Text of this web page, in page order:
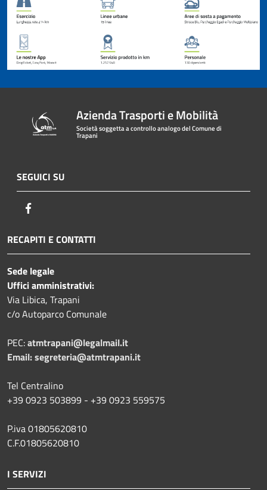
Azienda Trasporti e Mobilità
Società soggetta a controllo analogo del Comune di
Trapani
SEGUICI SU
RECAPITI E CONTATTI
Sede legale
Uffici amministrativi:
Via Libica, Trapani
c/o Autoparco Comunale
PEC:atmtrapani@legalmail.it
Email:segreteria@atmtrapani.it
Tel Centralino
+39 0923 503899 - +39 0923 559575
P.iva 01805620810
C.F.01805620810
I SERVIZI